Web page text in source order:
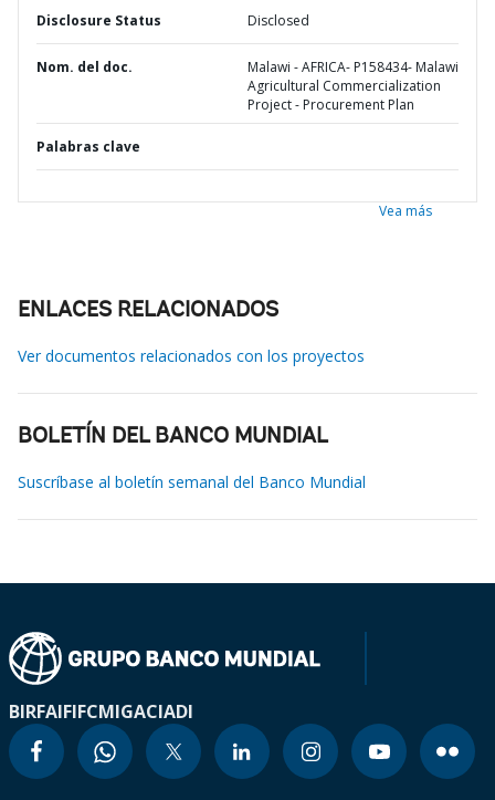
Disclosure Status Disclosed
Nom. del doc.
Malawi - AFRICA- P158434- Malawi
Agricultural Commercialization
Project - Procurement Plan
Palabras clave
Vea más
ENLACES RELACIONADOS
Ver documentos relacionados con los proyectos
BOLETÍN DEL BANCO MUNDIAL
Suscríbase al boletín semanal del Banco Mundial
BIRFAIFIFCMIGACIADI